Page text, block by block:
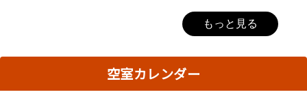
◆海を臨む屋上「天空のテラス」のご案内◆
夕日ヶ浦海岸が一望でき、その美しい夕日に感動すること
間違いなしのスポットです。
もっと見る
空室カレンダー